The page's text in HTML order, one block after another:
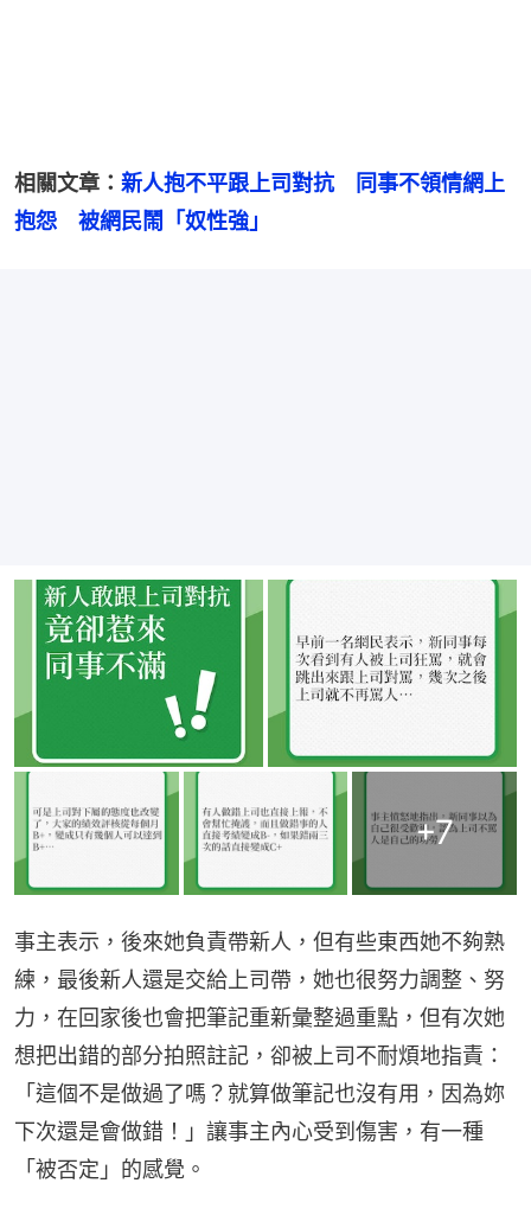
相關文章： 新人抱不平跟上司對抗　同事不領情網上
抱怨　被網民鬧「奴性強」
+7
事主表示，後來她負責帶新人，但有些東西她不夠熟
練，最後新人還是交給上司帶，她也很努力調整、努
力，在回家後也會把筆記重新彙整過重點，但有次她
想把出錯的部分拍照註記，卻被上司不耐煩地指責：
「這個不是做過了嗎？就算做筆記也沒有用，因為妳
下次還是會做錯！」讓事主內心受到傷害，有一種
「被否定」的感覺。